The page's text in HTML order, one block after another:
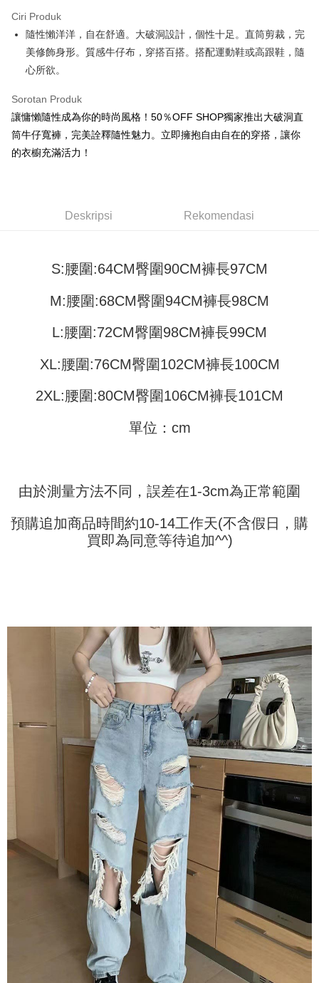
Apple Pay
JKOPAY
Plus PAY
OP Pay Later
Perkhidmatan ini disediakan oleh Taiwan Mobile dan tersedia untuk
akan mengarahkan anda secara automatik ke proses transaksi OP Pay
mudah alih anda, memilih bilangan ansuran, dan menetapkan tarikh
akhir pembayaran. Transaksi akan dianggap selesai setelah pembayaran
yang dikenakan adalah tertakluk kepada maklumat yang dinyatakan
pada halaman pengesahan transaksi seterusnya.
Jika transaksi tidak disahkan dalam masa 30 minit selepas pesanan
akan dibatalkan secara automatik. Jika permohonan gagal pada
peringkat "semakan manual", ini bermakna kriteria pemarkahan sistem
Pembayaran ansuran melalui OP Pay Later akan dibilkan secara
berasingan dan tidak termasuk dalam bil telekom anda. SMS peringatan
pembayaran akan dihantar selepas kitaran bil bulanan.
Perkhidmatan ini disediakan oleh Taiwan Mobile Co., Ltd. (“Syarikat”),
yang membolehkan pelanggan membeli barangan atau perkhidmatan
melalui perkhidmatan ini pada masa transaksi. Hasil daripada pembelian
atau pembayaran ansuran akan dipindahkan oleh peniaga kepada
Syarikat, dan pelanggan hendaklah membuat pembayaran mengikut
perjanjian menggunakan sistem bil Syarikat.
Untuk memenuhi hubungan kontrak yang terjalin melalui persetujuan
penggunaan OP Pay Later, peniaga akan memberikan maklumat peribadi
anda (termasuk nama, nombor telefon, atau alamat) kepada Syarikat bagi
tujuan pengumpulan, pemprosesan dan penggunaan data yang
diperlukan untuk pengebilan ansuran, termasuk pengesahan,
pengesahan semula dan pembetulan.
Untuk terma perkhidmatan penuh, sila rujuk pautan berikut:
https://oppay.tw/userRule" target="_blank" class="link revert-
style">https://oppay.tw/userRule
【Panduan Penggunaan Pembayaran Ansuran Gogo】
1. Perkhidmatan ini disediakan oleh Taiwan Mobile, pengguna telefon
mudah alih boleh segera menggunakan tanpa perlu memohon lagi.
(Hanya untuk nombor langganan peribadi, tidak terbuka untuk syarikat
dan kad prabayar)
2. Pilihan kaedah pembayaran "Pembayaran Ansuran Gogo", selepas
pesanan ditubuhkan, akan secara automatik dialihkan ke proses
transaksi Gogo, selepas pengesahan nombor telefon, pilih bilangan
ansuran yang diingini, tarikh akhir pembayaran, dan setelah
pengesahan AFTEE akan muncul.
2. Anda boleh meneruskan pembayaran selepas pengesahan SMS.
dihantar ke alamat yang ditetapkan.
manakala ahli aplikasi akan menerima pemberitahuan tolak aplikasi
pembayaran di empat kedai serbaneka utama, ATM atau perbankan
AFTEE.
bagaimanapun, bagi mereka yang telah memuat turun Aplikasi AFTEE
ditambah dengan bilangan hari yang boleh dilanjutkan oleh AFTEE. Anda
pesanan. Walau bagaimanapun, tiada jaminan bahawa anda boleh
menerima pesanan anda semasa tempoh pembayaran (cth.: produk
prapesanan atau produk yang mungkin mengambil masa yang lebih
keputusan pensijilan dan semakan oleh AFTEE.
2. Amaun perbelanjaan minimum mestilah lebih besar daripada NT$20.
3. Pada masa ini hanya tersedia untuk ahli Taiwan.
Ketiga, Syarat Perkhidmatan
Perkhidmatan AFTEE Beli Sekarang Bayar Kemudian disediakan oleh NP
Taiwan, Inc. dan AFTEE akan membuat bil kepada pengguna. AFTEE
akan menggunakan data peribadi yang dikumpul (termasuk nama
pembeli, no. telefon, nama penerima, no. telefon, alamat penerima) untuk
penggunaan perkhidmatan. Sila rujuk kepada "Penyata Pengumpulan
Data Peribadi, Pemprosesan, Penggunaan"
(https://aftee.tw/privacypolicy/
) untuk maklumat lanjut.
Jumlah yang diperakui untuk pengguna kali pertama yang lulus
kelulusan boleh sehingga NT$10,000. Jika pengguna tidak membuat
pembayaran dalam tempoh tersebut, yuran pembayaran lewat sebanyak
20% setahun akan dikenakan. Pengguna bawah umur dikehendaki
mendapatkan kebenaran daripada ibu bapa atau penjaga yang sah
untuk menggunakan AFTEE.
Sila hubungi NP Taiwan Inc. dics_tw@netprotections.co.jp
mempunyai sebarang kebimbangan mengenai pemprosesan dan
penggunaan pada data peribadi. Jika anda tidak bersetuju dengan data
peribadi yang disenaraikan seperti di atas akan dikumpul dan digunakan
oleh AFTEE, sila jangan gunakan perkhidmatan ini.
全家取貨付款
NT$45/pesanan
7-11取貨付款
NT$499 atau lebih
宅配
NT$70/pesanan | Penghantaran percuma untuk pesanan
Ciri Produk
隨性懶洋洋，自在舒適。大破洞設計，個性十足。直筒剪裁，完
美修飾身形。質感牛仔布，穿搭百搭。搭配運動鞋或高跟鞋，隨
心所欲。
Sorotan Produk
讓慵懶隨性成為你的時尚風格！50％OFF SHOP獨家推出大破洞直
筒牛仔寬褲，完美詮釋隨性魅力。立即擁抱自由自在的穿搭，讓你
的衣櫥充滿活力！
Deskripsi Rekomendasi
S:腰圍:64CM臀圍90CM褲長97CM
M:腰圍:68CM臀圍94CM褲長98CM
L:腰圍:72CM臀圍98CM褲長99CM
XL:腰圍:76CM臀圍102CM褲長100CM
2XL:腰圍:80CM臀圍106CM褲長101CM
單位：cm
由於測量方法不同，誤差在1-3cm為正常範圍
預購追加商品時間約10-14工作天(不含假日，購
買即為同意等待追加^^)